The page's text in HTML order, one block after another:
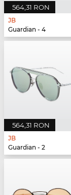
564,31 RON
JB
Guardian - 4
564,31 RON
JB
Guardian - 2